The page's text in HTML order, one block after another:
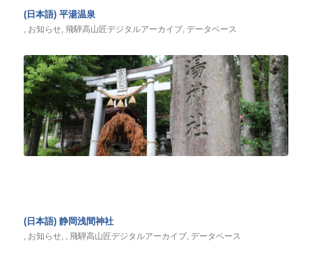
(日本語) 平湯温泉
, お知らせ, 飛騨高山匠デジタルアーカイブ, データベース
(日本語) 静岡浅間神社
お知らせ, 飛騨高山匠デジタルアーカイブ, データベース